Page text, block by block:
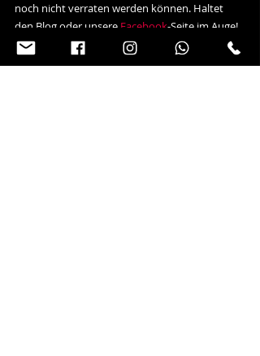
noch nicht verraten werden können. Haltet
den Blog oder unsere Facebook-Seite im Auge!
:)